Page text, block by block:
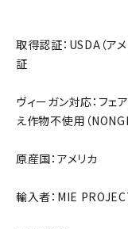
取得認証：USDA（ア
証
ヴィーガン対応：フェ
え作物不使用（
原産国：アメリカ
輸入者：MIE